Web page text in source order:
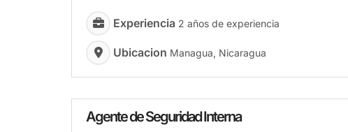
Experiencia 2 años de experiencia
Ubicacion Managua, Nicaragua
Agente de Seguridad Interna